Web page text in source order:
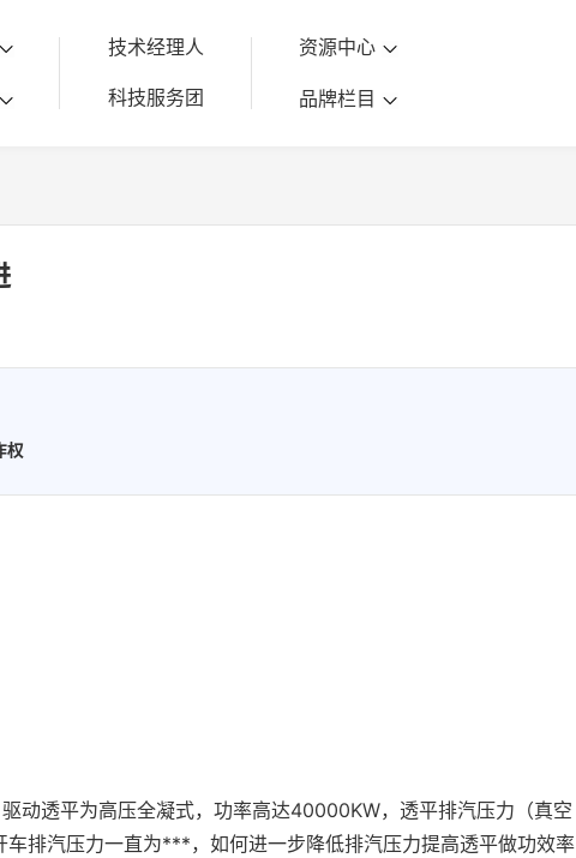
技术经理人
科技服务团
资源中心
品牌栏目
权
动透平为高压全凝式，功率高达40000KW，透平排汽压力（真空
排汽压力一直为***，如何进一步降低排汽压力提高透平做功效率